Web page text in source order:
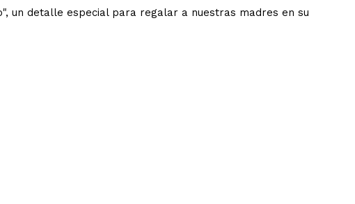
un detalle especial para regalar a nuestras madres en su